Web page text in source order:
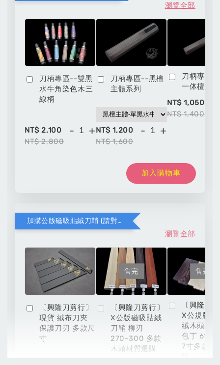
瀏覽全部
刀柄專區--雙黑
水牛角染色木三
線柄
NT$ 2,100
NT$ 2,800
- +
刀柄專區--黑檀
主體系列
NT$ 1,200
NT$ 1,600
- +
刀柄專區
一体檀八
NT$ 1,050
NT$ 1,400
加入購物車
加購公版磁吸貼絨刀鞘 (請對應木頭材質與刀款尺寸)
瀏覽全部
〔興隆刀剪行〕
現貨 絨布刀夾
保護刀刃 多款尺
寸
售完
〔興隆刀剪行〕
X公版磁吸貼絨
刀鞘 柳刃
270~300 多款
木頭材質選購
售完
〔興隆刀
X公規版磁
絨木頭刀
包丁 6寸
7寸多款材